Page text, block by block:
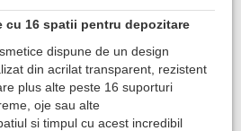
cu 16 spatii pentru depozitare
dispune de un design
din acrilat transparent, rezistent
plus alte peste 16 suporturi
oje sau alte
si timpul cu acest incredibil